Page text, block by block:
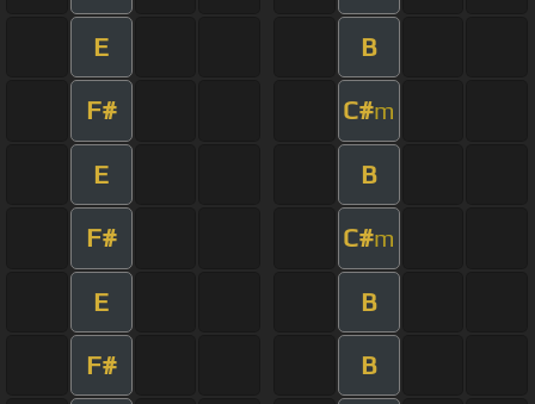
E B
F# C#m
E B
F# C#m
E B
F# B